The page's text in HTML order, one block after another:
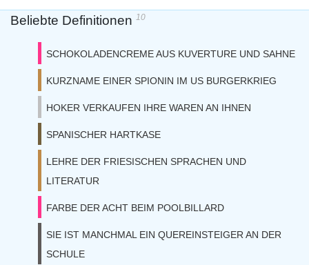
Beliebte Definitionen 10
SCHOKOLADENCREME AUS KUVERTURE UND SAHNE
KURZNAME EINER SPIONIN IM US BURGERKRIEG
HOKER VERKAUFEN IHRE WAREN AN IHNEN
SPANISCHER HARTKASE
LEHRE DER FRIESISCHEN SPRACHEN UND
LITERATUR
FARBE DER ACHT BEIM POOLBILLARD
SIE IST MANCHMAL EIN QUEREINSTEIGER AN DER
SCHULE